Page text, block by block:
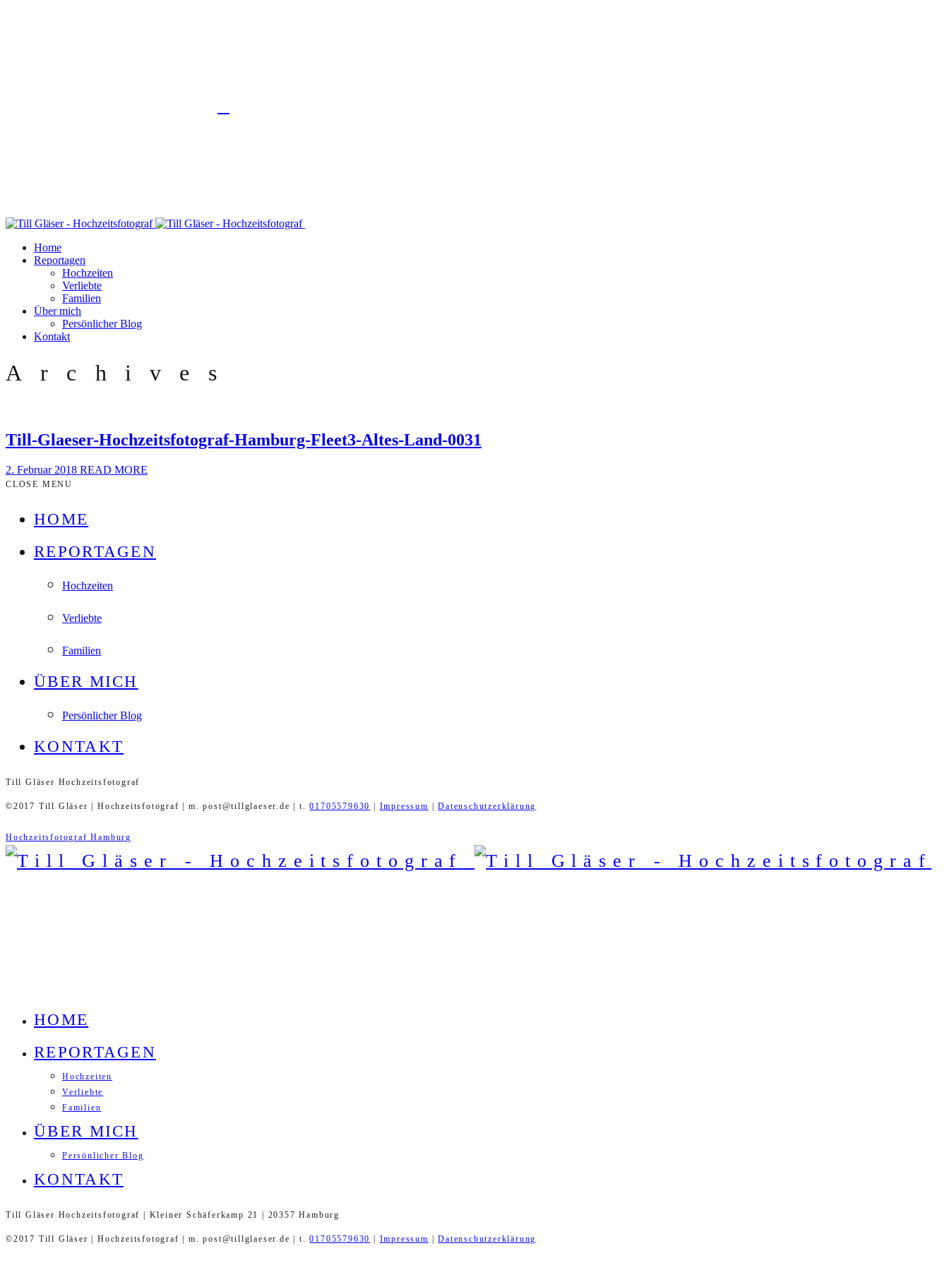
Home
Reportagen
Hochzeiten
Verliebte
Familien
Über mich
Persönlicher Blog
Kontakt
Archives
Till-Glaeser-Hochzeitsfotograf-Hamburg-Fleet3-Altes-Land-0031
2. Februar 2018 READ MORE
CLOSE MENU
HOME
REPORTAGEN
Hochzeiten
Verliebte
Familien
ÜBER MICH
Persönlicher Blog
KONTAKT
Till Gläser Hochzeitsfotograf
©2017 Till Gläser | Hochzeitsfotograf | m. post@tillglaeser.de | t.01705579630 | Impressum |Datenschutzerklärung
Hochzeitsfotograf Hamburg
HOME
REPORTAGEN
Hochzeiten
Verliebte
Familien
ÜBER MICH
Persönlicher Blog
KONTAKT
Till Gläser Hochzeitsfotograf | Kleiner Schäferkamp 21 | 20357 Hamburg
©2017 Till Gläser | Hochzeitsfotograf | m. post@tillglaeser.de | t.01705579630 | Impressum |Datenschutzerklärung